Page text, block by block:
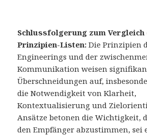
Schlussfolgerung zum Vergleich
Prinzipien-Listen: Die Prinzipien
Engineerings und der
Kommunikation weisen
Überschneidungen auf,
die Notwendigkeit von Klarheit,
Kontextualisierung und
Ansätze betonen die Wichtigkeit,
den Empfänger abzustimmen, sei